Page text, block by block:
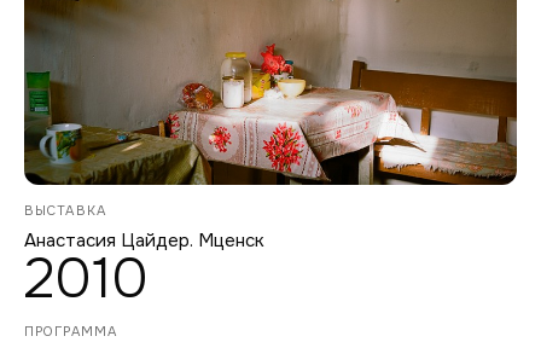
ВЫСТАВКА
Анастасия Цайдер. Мценск
2010
ПРОГРАММА